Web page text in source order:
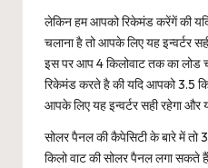
लेकिन हम आपको रिकेमंड करेंगें की
चलाना है तो आपके लिए यह इन्वर्टर
इस पर आप 4 किलोवाट तक का
रिकेमंड करते है की यदि आपको 3.5
आपके लिए यह इन्वर्टर सही रहेगा और
सोलर पैनल की कैपेसिटी के बारे में तो
किलो वाट की सोलर पैनल लगा सकते